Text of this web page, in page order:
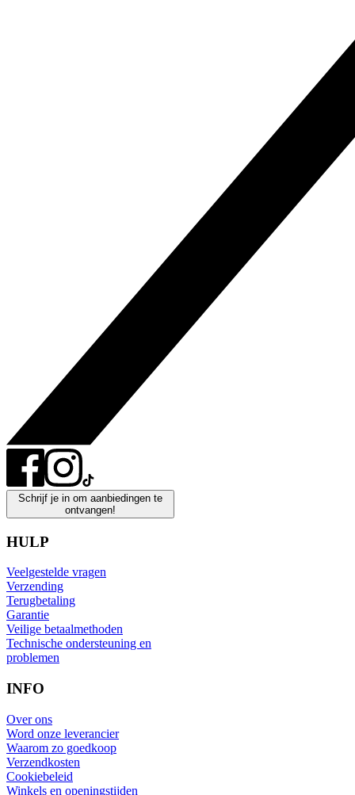
Schrijf je in om aanbiedingen te
ontvangen!
HULP
Veelgestelde vragen
Verzending
Terugbetaling
Garantie
Veilige betaalmethoden
Technische ondersteuning en
problemen
INFO
Over ons
Word onze leverancier
Waarom zo goedkoop
Verzendkosten
Cookiebeleid
Winkels en openingstijden